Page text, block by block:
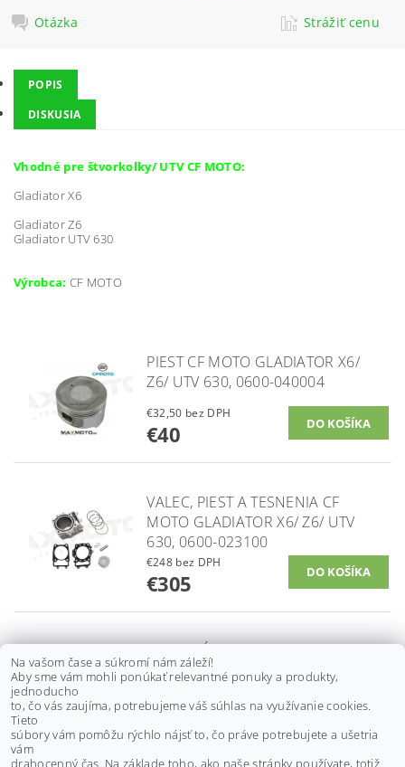
Otázka
Strážiť cenu
POPIS
DISKUSIA
Vhodné pre štvorkolky/ UTV CF MOTO:
Gladiator X6
Gladiator Z6
Gladiator UTV 630
Výrobca: CF MOTO
PIEST CF MOTO GLADIATOR X6/
Z6/ UTV 630, 0600-040004
€32,50 bez DPH
€40
VALEC, PIEST A TESNENIA CF
MOTO GLADIATOR X6/ Z6/ UTV
630, 0600-023100
€248 bez DPH
€305
KĽUKOVÝ HRIADEĽ CF MOTO
GLADIATOR X6/ Z6/ UTV630,
0600-041000
od €284,60 bez DPH
od€350
Na vašom čase a súkromí nám záleží!
Aby sme vám mohli ponúkať relevantné ponuky a produkty,
jednoducho
to, čo vás zaujíma, potrebujeme váš súhlas na využívanie cookies.
Tieto
súbory vám pomôžu rýchlo nájsť to, čo práve potrebujete a ušetria
vám
drahocenný čas. Na základe toho, ako naše stránky používate, totiž